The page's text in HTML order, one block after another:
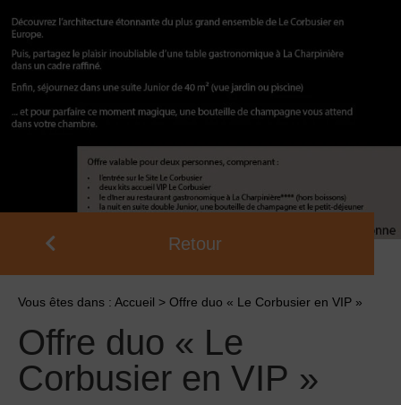
Retour
Vous êtes dans : Accueil > Offre duo « Le Corbusier en VIP »
Offre duo « Le
Corbusier en VIP »